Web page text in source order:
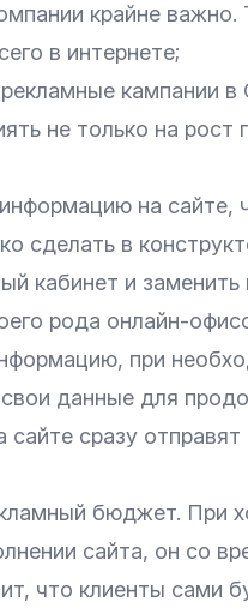
крайне важно.
в интернете;
кампании
не только на рост
на сайте,
сделать в
кабинет и заменить
рода онлайн-
при
данные для
сразу
бюджет. При
сайта, он со
что клиенты сами